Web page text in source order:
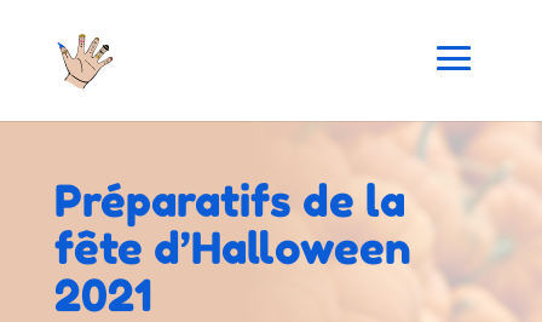
Préparatifs de la
fête d’Halloween
2021